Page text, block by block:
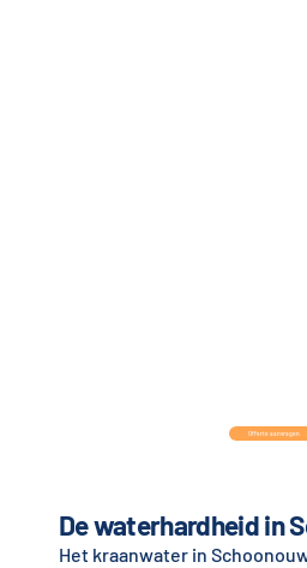
De waterhardheid in
Het kraanwater in
Offerte aanvragen